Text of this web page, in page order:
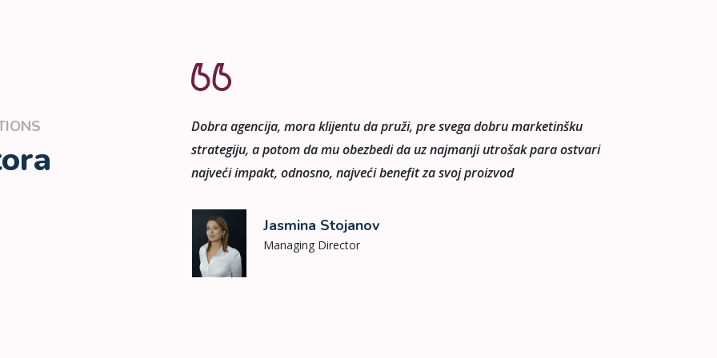
dobru marketinšku
utrošak para ostvari
proizvod
Dobra agencija, mora klijentu da pruži, pre svega dobru marketinšku
strategiju, a potom da mu obezbedi da uz najmanji utrošak para ostvari
najveći impakt, odnosno, najveći benefit za svoj proizvod
Jasmina Stojanov
Managing Director